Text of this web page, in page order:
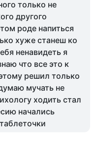
только не
другого
роде напиться
хуже станеш ко
ненавидеть я
что все это к
решил только
мучать не
ходить стал
начались